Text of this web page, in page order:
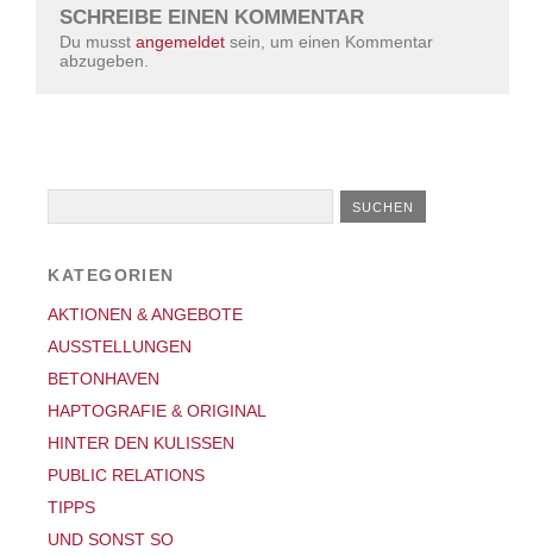
SCHREIBE EINEN KOMMENTAR
Du musstangemeldet sein, um einen Kommentar
abzugeben.
KATEGORIEN
AKTIONEN & ANGEBOTE
AUSSTELLUNGEN
BETONHAVEN
HAPTOGRAFIE & ORIGINAL
HINTER DEN KULISSEN
PUBLIC RELATIONS
TIPPS
UND SONST SO